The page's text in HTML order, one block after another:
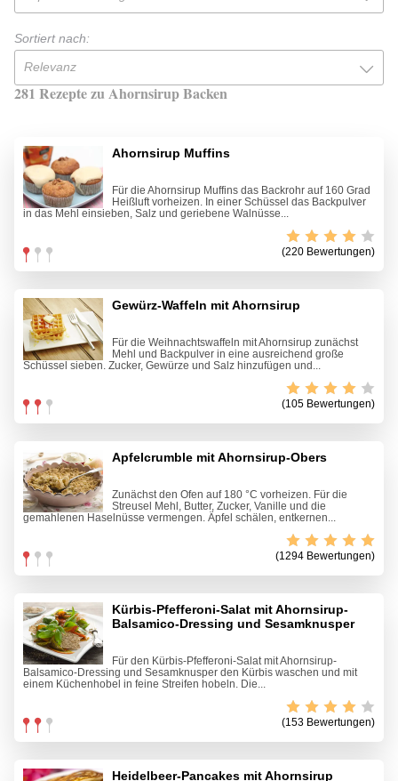
Sortiert nach:
Relevanz
281 Rezepte zu Ahornsirup Backen
Ahornsirup Muffins
Für die Ahornsirup Muffins das Backrohr auf 160 Grad
Heißluft vorheizen. In einer Schüssel das Backpulver
in das Mehl einsieben, Salz und geriebene Walnüsse...
(220 Bewertungen)
Gewürz-Waffeln mit Ahornsirup
Für die Weihnachtswaffeln mit Ahornsirup zunächst
Mehl und Backpulver in eine ausreichend große
Schüssel sieben. Zucker, Gewürze und Salz hinzufügen und...
(105 Bewertungen)
Apfelcrumble mit Ahornsirup-Obers
Zunächst den Ofen auf 180 °C vorheizen. Für die
Streusel Mehl, Butter, Zucker, Vanille und die
gemahlenen Haselnüsse vermengen. Äpfel schälen, entkernen...
(1294 Bewertungen)
Kürbis-Pfefferoni-Salat mit Ahornsirup-
Balsamico-Dressing und Sesamknusper
Für den Kürbis-Pfefferoni-Salat mit Ahornsirup-
Balsamico-Dressing und Sesamknusper den Kürbis waschen und mit
einem Küchenhobel in feine Streifen hobeln. Die...
(153 Bewertungen)
Heidelbeer-Pancakes mit Ahornsirup